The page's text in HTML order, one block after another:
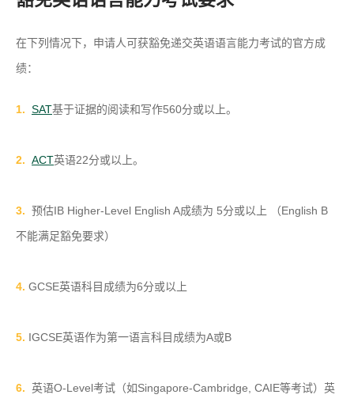
在下列情况下，申请人可获豁免递交英语语言能力考试的官方成
绩：
1. SAT基于证据的阅读和写作560分或以上。
2. ACT英语22分或以上。
3. 预估IB Higher-Level English A成绩为 5分或以上 （English B
不能满足豁免要求）
4. GCSE英语科目成绩为6分或以上
5. IGCSE英语作为第一语言科目成绩为A或B
6. 英语O-Level考试（如Singapore-Cambridge, CAIE等考试）英